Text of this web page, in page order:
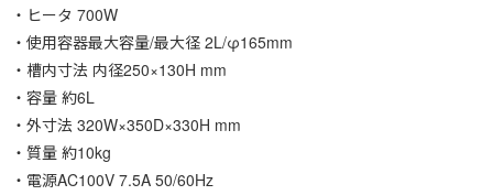
・ヒータ 700W
・使用容器最大容量/最大径 2L/φ165mm
・槽内寸法 内径250×130H mm
・容量 約6L
・外寸法 320W×350D×330H mm
・質量 約10kg
・電源AC100V 7.5A 50/60Hz